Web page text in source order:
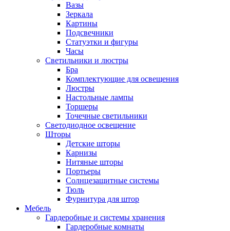
Вазы
Зеркала
Картины
Подсвечники
Статуэтки и фигуры
Часы
Светильники и люстры
Бра
Комплектующие для освещения
Люстры
Настольные лампы
Торшеры
Точечные светильники
Светодиодное освещение
Шторы
Детские шторы
Карнизы
Нитяные шторы
Портьеры
Солнцезащитные системы
Тюль
Фурнитура для штор
Мебель
Гардеробные и системы хранения
Гардеробные комнаты